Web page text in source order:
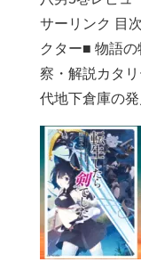
サーリンク 目
クター■ 物語
察・解説カタ
代地下倉庫の